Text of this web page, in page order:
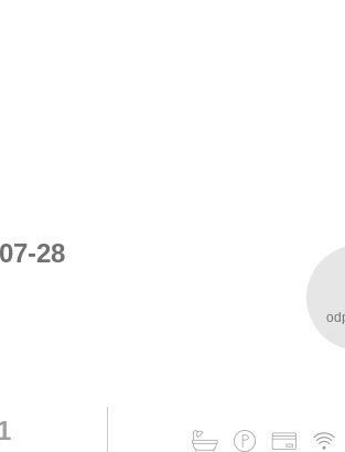
28